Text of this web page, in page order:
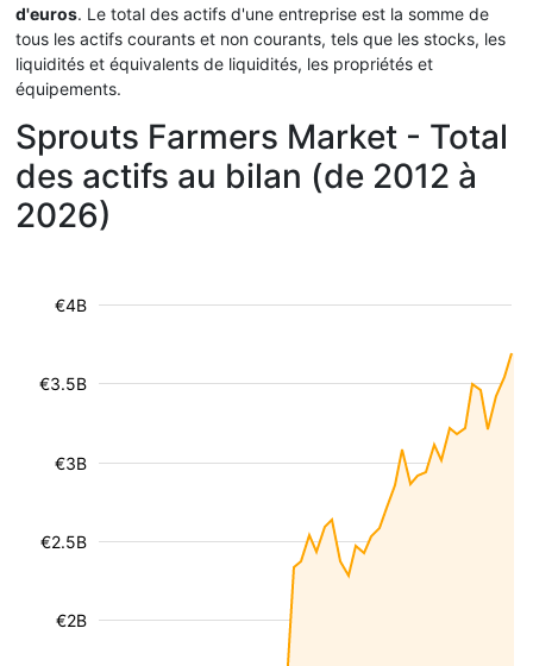
d'euros. Le total des actifs d'une entreprise est la somme de
tous les actifs courants et non courants, tels que les stocks, les
liquidités et équivalents de liquidités, les propriétés et
équipements.
Sprouts Farmers Market - Total
des actifs au bilan (de 2012 à
2026)
€2B
€2.5B
€3B
€3.5B
€4B